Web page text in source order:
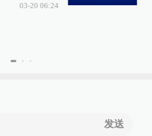
03-20 06:24
发送